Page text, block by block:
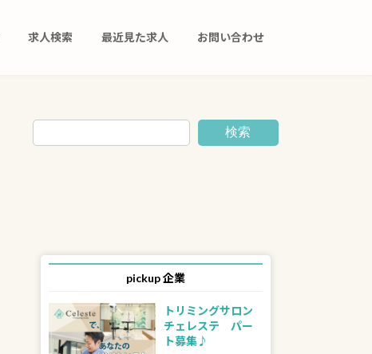
求人検索 最近見た求人 お問い合わせ
検索
pickup 企業
トリミングサロン
チェレステ パー
ト募集♪